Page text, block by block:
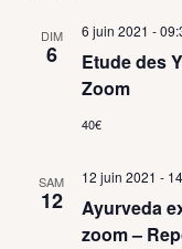
DIM
6
Etude des
Zoom
6 juin 2021 -
40€
SAM
12
Ayurveda
zoom –
12 juin 2021 -